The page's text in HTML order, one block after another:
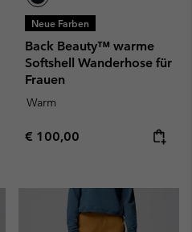
Neue Farben
Back Beauty™ warme
Softshell Wanderhose für
Frauen
Warm
Regular price:
€ 100,00